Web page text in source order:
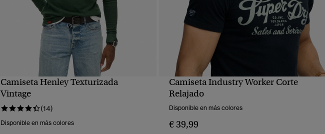
VISTA RÁPIDA
Camiseta Henley Texturizada
Vintage
(14)
Disponible en más colores
VISTA RÁPIDA
Camiseta Industry Worker Corte
Relajado
Disponible en más colores
€ 39,99